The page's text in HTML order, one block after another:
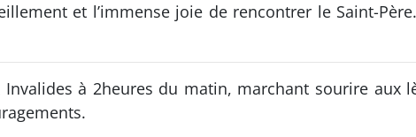
et l’immense joie de rencontrer le Saint-
à 2heures du matin, marchant sourire aux